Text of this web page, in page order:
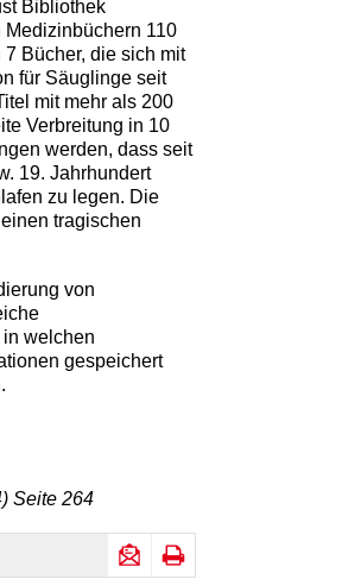
Bibliothek
110
Bücher, die sich mit
für Säuglinge seit
mit mehr als 200
Verbreitung in 10
werden, dass seit
19. Jahrhundert
zu legen. Die
tragischen
von
welchen
gespeichert
Seite 264